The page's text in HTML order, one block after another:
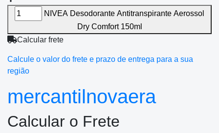
NIVEA Desodorante Antitranspirante Aerossol
Dry Comfort 150ml
Calcular frete
Calcule o valor do frete e prazo de entrega para a sua
região
mercantilnovaera
Calcular o Frete